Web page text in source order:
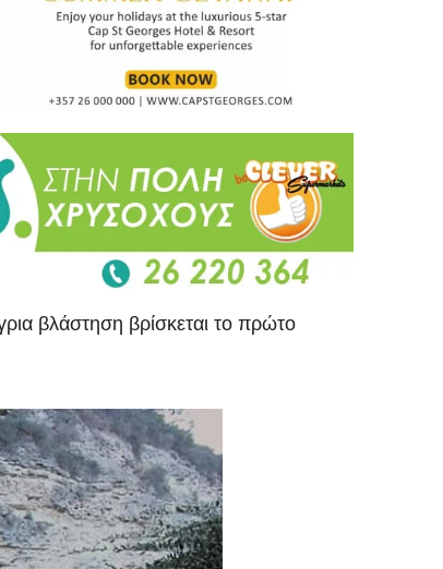
βλάστηση βρίσκεται το πρώτο